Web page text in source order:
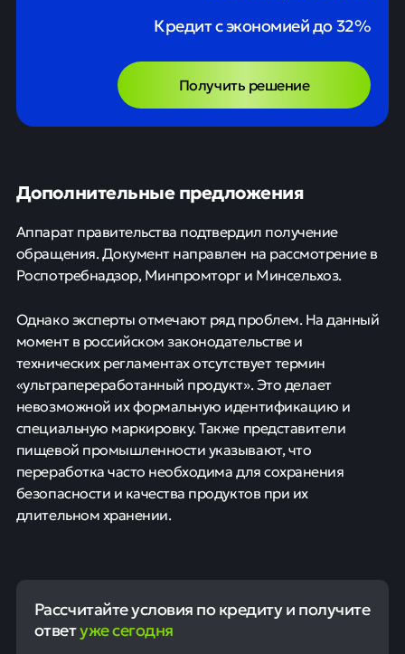
Кредит с экономией до 32%
Получить решение
Дополнительные предложения
Аппарат правительства подтвердил получение
обращения. Документ направлен на рассмотрение в
Роспотребнадзор, Минпромторг и Минсельхоз.
Однако эксперты отмечают ряд проблем. На данный
момент в российском законодательстве и
технических регламентах отсутствует термин
«ультрапереработанный продукт». Это делает
невозможной их формальную идентификацию и
специальную маркировку. Также представители
пищевой промышленности указывают, что
переработка часто необходима для сохранения
безопасности и качества продуктов при их
длительном хранении.
Рассчитайте условия по кредиту и получите
ответуже сегодня